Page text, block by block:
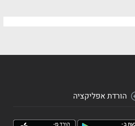
הורדת אפליקציה